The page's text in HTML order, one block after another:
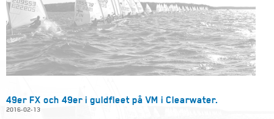
49er FX och 49er i guldfleet på VM i Clearwater.
2016-02-13